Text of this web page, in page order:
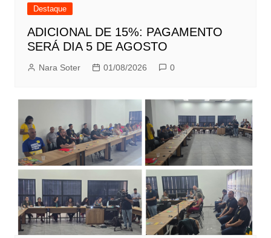
Destaque
ADICIONAL DE 15%: PAGAMENTO
SERÁ DIA 5 DE AGOSTO
Nara Soter 01/08/2026 0